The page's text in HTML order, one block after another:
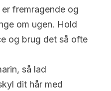
fremragende og
om ugen. Hold
og brug det så ofte
så lad
dit hår med